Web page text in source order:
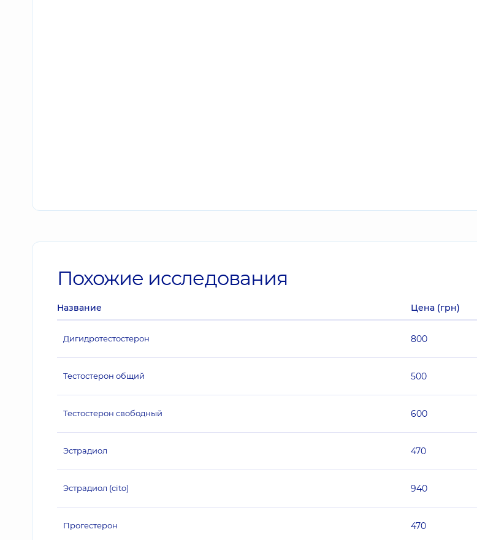
Похожие исследования
Название Цена (грн)
Дигидротестостерон 800
Тестостерон общий 500
Тестостерон свободный 600
Эстрадиол 470
Эстрадиол (cito) 940
Прогестерон 470